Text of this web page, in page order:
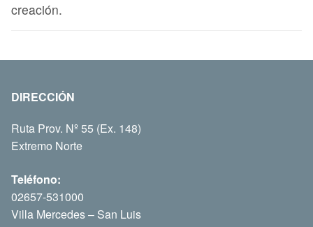
creación.
DIRECCIÓN
Ruta Prov. Nº 55 (Ex. 148)
Extremo Norte
Teléfono:
02657-531000
Villa Mercedes – San Luis